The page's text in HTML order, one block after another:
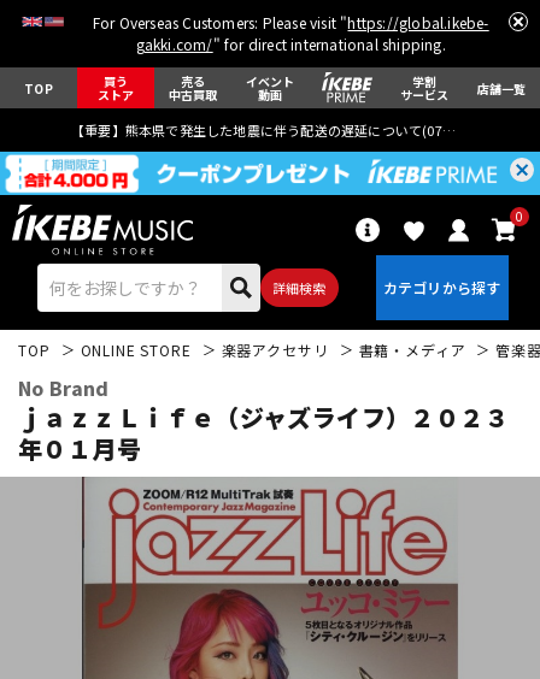
For Overseas Customers: Please visit "https://global.ikebe-
gakki.com/" for direct international shipping.
TOP 買う
ストア
売る
中古買取
イベント
動画
学割
サービス 店舗一覧
【重要】熊本県で発生した地震に伴う配送の遅延について(07月29日
詳細検索
0
エレキギター アコギ/エレアコ
ベース ウクレレ
TOP ONLINE STORE 楽器アクセサリ 書籍・メディア 管楽
No Brand
ｊａｚｚＬｉｆｅ（ジャズライフ）２０２３
年０１月号